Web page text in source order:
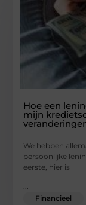
Hoe een
mijn
We hebben
persoonlijke
eerste, hier is
...
Financieel